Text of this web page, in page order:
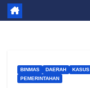
BINMAS DAERAH KASUS
PEMERINTAHAN